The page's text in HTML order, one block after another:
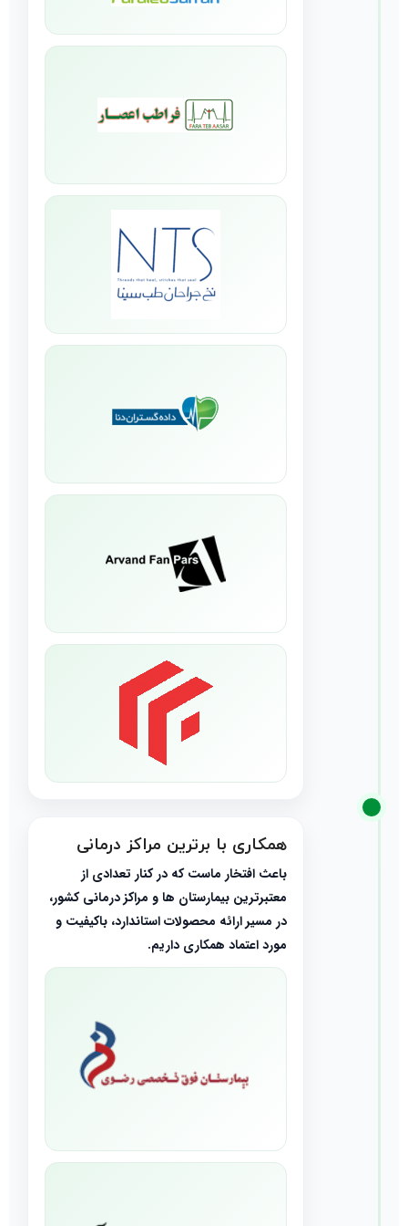
همکاری با برترین مراکز درمانی
باعث افتخار ماست که در کنار تعدادی از
معتبرترین بیمارستان ها و مراکز درمانی کشور،
در مسیر ارائه محصولات استاندارد، باکیفیت و
مورد اعتماد همکاری داریم.